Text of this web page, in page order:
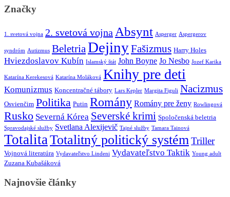
Značky
1. svetová vojna 2. svetová vojna Absynt Asperger Aspergerov
syndróm Autizmus BeletriaDejinyFašizmus Harry Holes
Hviezdoslavov Kubín Islamský štát John Boyne Jo Nesbo Jozef Karika
Katarína Kerekesová Katarína Moláková Knihy pre deti
Komunizmus Koncentračné tábory Lars Kepler Margita Figuli Nacizmus
Osvienčim Politika Putin Romány Romány pre ženy Rowlingová
Rusko Severná Kórea Severské krimi Spoločenská beletria
Spravodajské služby Svetlana Alexijevič Tajné služby Tamara Tainová
TotalitaTotalitný politický systémTriller
Vojnová literatúra Vydavateľstvo Lindeni Vydavateľstvo Taktik Young adult
Zuzana Kubašáková
Najnovšie články